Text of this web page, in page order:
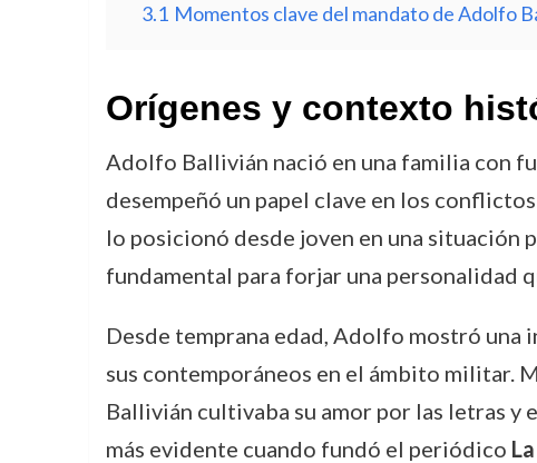
3.1 Momentos clave del mandato de Adolfo
Orígenes y contexto
Adolfo Ballivián nació en una familia con
desempeñó un papel clave en los
lo posicionó desde joven en una
fundamental para forjar una personalidad
Desde temprana edad, Adolfo mostró
sus contemporáneos en el ámbito militar.
Ballivián cultivaba su amor por las letras y
más evidente cuando fundó el periódico